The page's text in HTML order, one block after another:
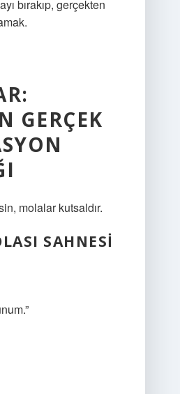
bırakıp, gerçekten
GERÇEK
molalar kutsaldır.
SAHNESI